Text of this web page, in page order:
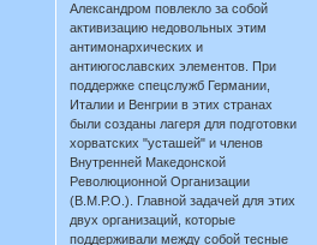
Александром повлекло за собой
активизацию недовольных этим
антимонархических и
антиюгославских элементов. При
поддержке спецслужб Германии,
Италии и Венгрии в этих странах
были созданы лагеря для подготовки
хорватских "усташей" и членов
Внутренней Македонской
Революционной Организации
(В.М.Р.О.). Главной задачей для этих
двух организаций, которые
поддерживали между собой тесные